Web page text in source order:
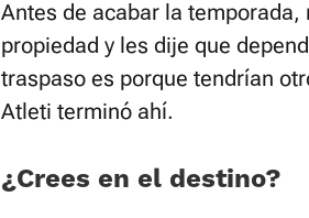
Antes de acabar la
propiedad y les dije que
traspaso es porque tendrían
Atleti terminó ahí.
¿Crees en el destino?